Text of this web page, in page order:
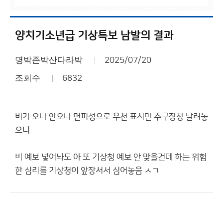
양치기소년급 기상특보 남발의 결과
명박존박산다라박 2025/07/20
조회수 6832
비가 오나 안오나 면피성으로 우천 표시만 주구장창 날려놓
으니
비 예보 넣어놔도 아 또 기상청 예보 안 맞을건데 하는 위험
한 심리를 기상청이 앞장서서 심어놓음 ㅅㄱ